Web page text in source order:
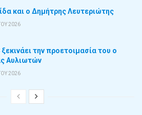
και ο Δημήτρης Λευτεριώτης
2026
ξεκινάει την προετοιμασία του ο
Αυλιωτών
2026